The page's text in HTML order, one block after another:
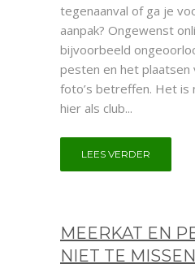
tegenaanval of ga je
aanpak? Ongewenst
bijvoorbeeld
pesten en het plaatsen
foto’s betreffen. Het is
hier als club...
LEES VERDER
MEERKAT EN
NIET TE MISSEN